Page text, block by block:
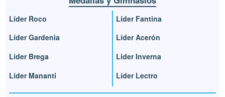
Líder Roco
Líder Gardenia
Líder Brega
Líder Mananti
Líder Fantina
Líder Acerón
Líder Inverna
Líder Lectro